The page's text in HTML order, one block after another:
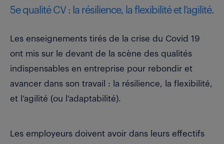
5e qualité CV : la résilience, la flexibilité et l’agilité.
Les enseignements tirés de la crise du Covid 19
ont mis sur le devant de la scène des qualités
indispensables en entreprise pour rebondir et
avancer dans son travail : la résilience, la flexibilité,
et l’agilité (ou l’adaptabilité).
Les employeurs doivent avoir dans leurs effectifs